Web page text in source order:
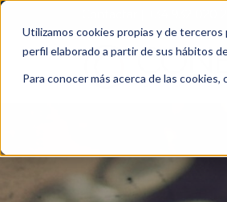
Utilizamos cookies propias y de
perfil elaborado a partir de sus hábitos
Para conocer más acerca de las